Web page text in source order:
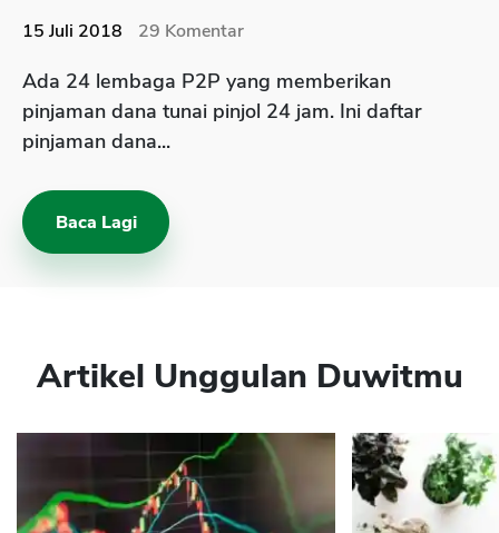
Pinjaman
KTA
KPR
Pinjaman Online
Broker Forex
Crypto
Asuransi
15 Juli 2018 29 Komentar
Ada 24 lembaga P2P yang memberikan
pinjaman dana tunai pinjol 24 jam. Ini daftar
pinjaman dana...
Baca Lagi
Artikel Unggulan Duwitmu